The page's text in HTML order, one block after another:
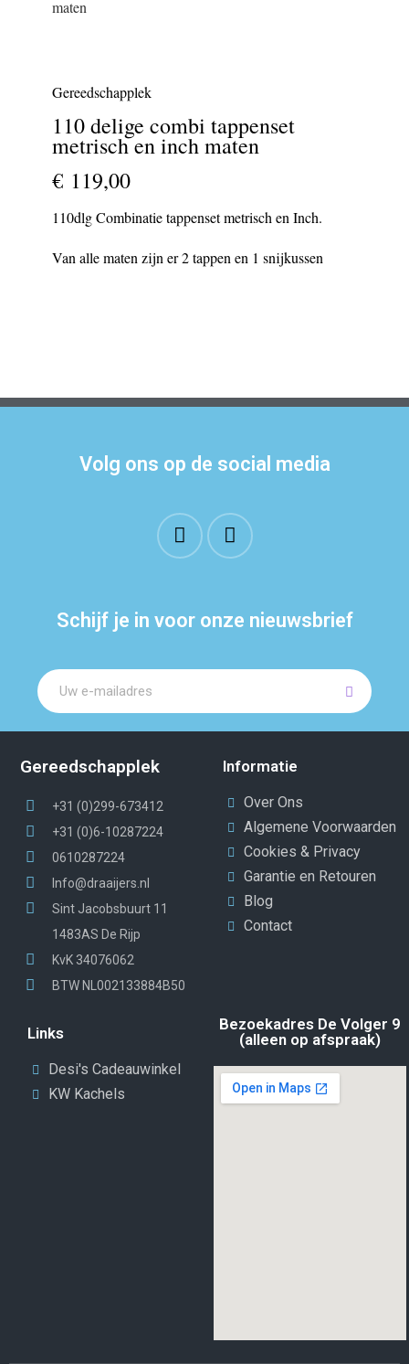
Gereedschapplek
110 delige combi tappenset
metrisch en inch maten
€ 119,00
110dlg Combinatie tappenset metrisch en Inch.
Van alle maten zijn er 2 tappen en 1 snijkussen
Volg ons op de social media
Schijf je in voor onze nieuwsbrief
Gereedschapplek
+31 (0)299-673412
+31 (0)6-10287224
0610287224
Info@draaijers.nl
Sint Jacobsbuurt 11
1483AS De Rijp
KvK 34076062
BTW NL002133884B50
Informatie
Over Ons
Algemene Voorwaarden
Cookies & Privacy
Garantie en Retouren
Blog
Contact
Links
Desi's Cadeauwinkel
KW Kachels
Bezoekadres De Volger 9
(alleen op afspraak)